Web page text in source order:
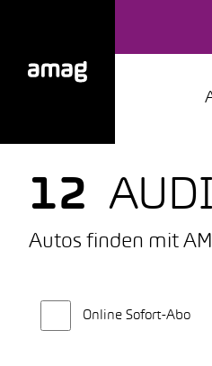
12
Autos finden mit
Online Sofort-Abo